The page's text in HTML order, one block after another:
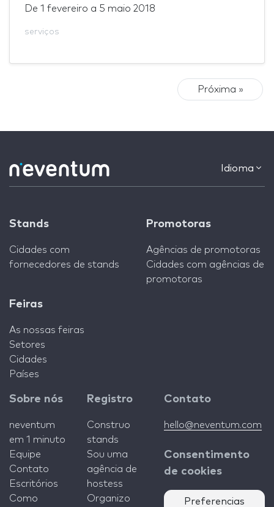
De 1 fevereiro a 5 maio 2018
serviços
Próxima »
Idioma
Stands
Cidades com
fornecedores de stands
Promotoras
Agências de promotoras
Cidades com agências de
promotoras
Feiras
As nossas feiras
Setores
Cidades
Países
Sobre nós
neventum
em 1 minuto
Equipe
Contato
Escritórios
Como
Registro
Construo
stands
Sou uma
agência de
hostess
Organizo
Contato
hello@neventum.com
Consentimento
de cookies
Preferencias